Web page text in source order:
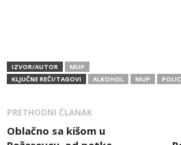
IZVOR/AUTOR
MUP
KLJUČNE REČI/TAGOVI
ALKOHOL MUP
PRETHODNI ČLANAK
Oblačno sa kišom u